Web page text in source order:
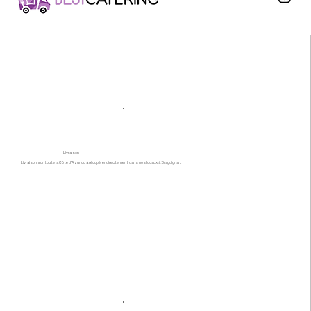
Livraison
Livraison sur toute la Côte d’Azur ou à récupérer directement dans nos locaux à Draguignan.